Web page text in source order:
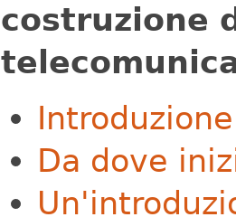
costruzione
Introduzione
Da dove